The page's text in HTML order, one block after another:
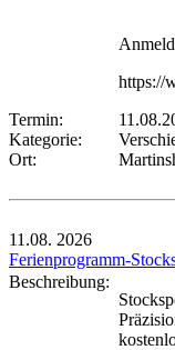
https://
Termin:
Kategorie:
Ort:
11.08. 2026
Ferienprogramm-
Beschreibung: